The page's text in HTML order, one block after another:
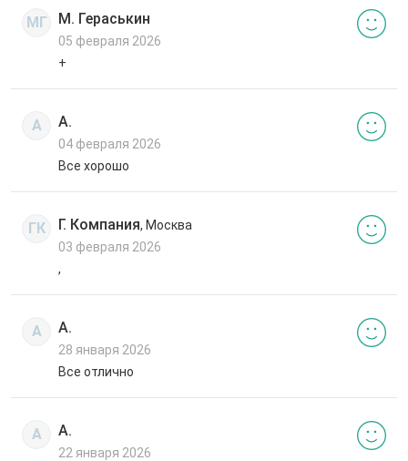
МГ М. Гераськин
05 февраля 2026
+
А А.
04 февраля 2026
Все хорошо
ГК Г. Компания, Москва
03 февраля 2026
,
А А.
28 января 2026
Все отлично
А А.
22 января 2026